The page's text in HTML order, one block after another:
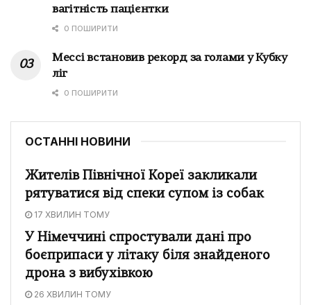
вагітність пацієнтки
0 ПОШИРИТИ
Мессі встановив рекорд за голами у Кубку
ліг
0 ПОШИРИТИ
ОСТАННІ НОВИНИ
Жителів Північної Кореї закликали
рятуватися від спеки супом із собак
17 ХВИЛИН ТОМУ
У Німеччині спростували дані про
боєприпаси у літаку біля знайденого
дрона з вибухівкою
26 ХВИЛИН ТОМУ